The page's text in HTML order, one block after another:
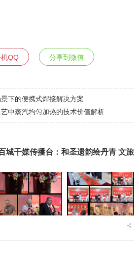
QQ 分享到微信
下的便携式焊接解决方案
中蒸汽均匀加热的技术价值解析
城千媒传播台：和圣遗韵绘丹青 文旅